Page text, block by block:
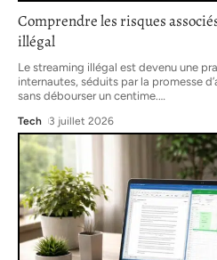
Comprendre les risques
illégal
Le streaming illégal est devenu une
internautes, séduits par la promesse
sans débourser un centime.
Tech 3 juillet 2026